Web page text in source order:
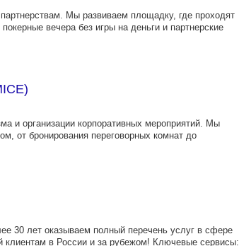
Мы развиваем площадку, где проходят
вечера без игры на деньги и партнерские
и организации корпоративных мероприятий. Мы
от бронирования переговорных комнат до
30 лет оказываем полный перечень услуг в сфере
клиентам в России и за рубежом! Ключевые сервисы: